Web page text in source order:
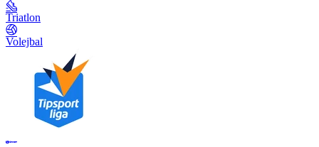
Triatlon
Volejbal